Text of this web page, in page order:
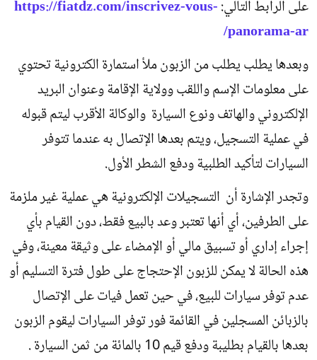
على الرابط التالي:https://fiatdz.com/inscrivez-vous-
panorama-ar/
وبعدها يطلب يطلب من الزبون ملأ استمارة الكترونية تحتوي
على معلومات الإسم واللقب وولاية الإقامة وعنوان البريد
الإلكتروني والهاتف ونوع السيارة والوكالة الأقرب ليتم قبوله
في عملية التسجيل، ويتم بعدها الإتصال به عندما تتوفر
السيارات لتأكيد الطلبية ودفع الشطر الأول.
وتجدر الإشارة أن التسجيلات الإلكترونية هي عملية غير ملزمة
على الطرفين، أي أنها تعتبر وعد بالبيع فقط، دون القيام بأي
إجراء إداري أو تسبيق مالي أو الإمضاء على وثيقة معينة، وفي
هذه الحالة لا يمكن للزبون الإحتجاج على طول فترة التسليم أو
عدم توفر سيارات للبيع، في حين تعمل فيات على الإتصال
بالزبائن المسجلين في القائمة فور توفر السيارات ليقوم الزبون
بعدها بالقيام بطليبة ودفع قيم 10 بالمائة من ثمن السيارة .